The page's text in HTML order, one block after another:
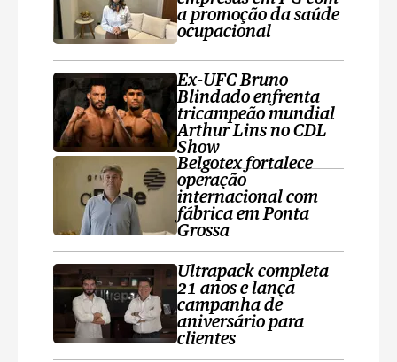
a promoção da saúde
ocupacional
Ex-UFC Bruno
Blindado enfrenta
tricampeão mundial
Arthur Lins no CDL
Show
Belgotex fortalece
operação
internacional com
fábrica em Ponta
Grossa
Ultrapack completa
21 anos e lança
campanha de
aniversário para
clientes